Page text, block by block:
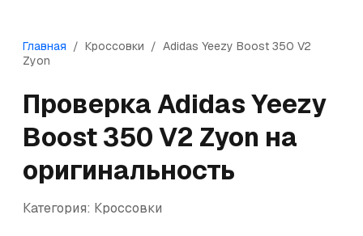
Главная / Кроссовки / Adidas Yeezy Boost 350 V2
Zyon
ПроверкаAdidasYeezy
Boost 350 V2 Zyon на
оригинальность
Категория: Кроссовки